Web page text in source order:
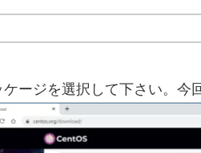
ージを選択して下さい。今